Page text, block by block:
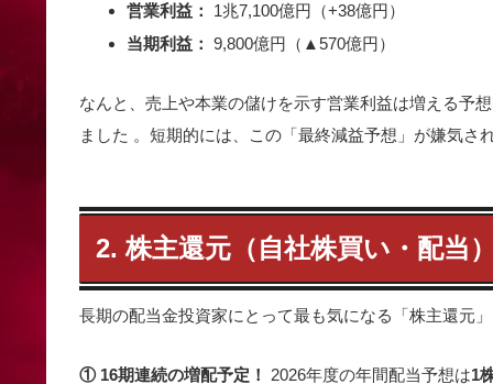
営業利益：
1兆7,100億円（+38億円）
当期利益： 9,800億円（▲570億円）
なんと、売上や本業の儲けを示す営業利益は増える予
ました 。短期的には、この「最終減益予想」が嫌気さ
2. 株主還元（自社株買い・配当
長期の配当金投資家にとって最も気になる「株主還元
① 16期連続の増配予定！ 2026年度の年間配当予想は1